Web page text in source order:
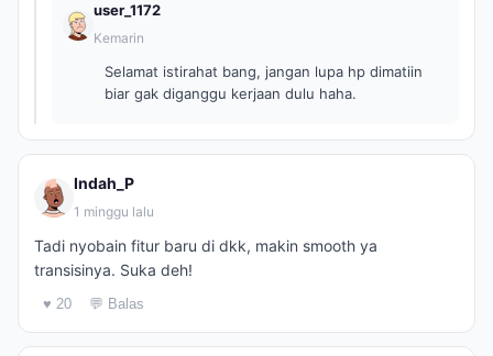
user_1172
Kemarin
Selamat istirahat bang, jangan lupa hp dimatiin
biar gak diganggu kerjaan dulu haha.
Indah_P
1 minggu lalu
Tadi nyobain fitur baru di dkk, makin smooth ya
transisinya. Suka deh!
♥ 20 💬 Balas